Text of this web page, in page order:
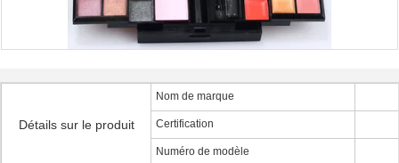
Détails sur le produit
Nom de marque
Certification
Numéro de modèle